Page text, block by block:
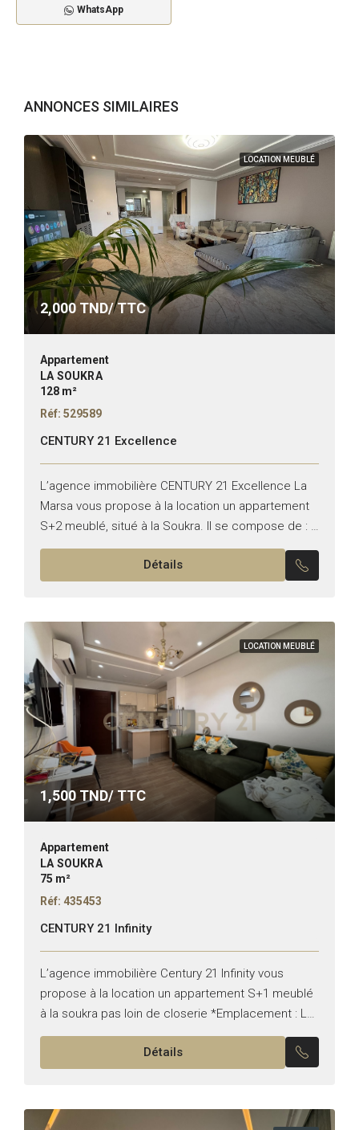
WhatsApp
ANNONCES SIMILAIRES
LOCATION MEUBLÉ
2,000 TND/ TTC
Appartement
LA SOUKRA
128 m²
Réf: 529589
CENTURY 21 Excellence
L’agence immobilière CENTURY 21 Excellence La
Marsa vous propose à la location un appartement
S+2 meublé, situé à la Soukra. Il se compose de : –
Un salon avec terrasse – Une...
Détails
LOCATION MEUBLÉ
1,500 TND/ TTC
Appartement
LA SOUKRA
75 m²
Réf: 435453
CENTURY 21 Infinity
L’agence immobilière Century 21 Infinity vous
propose à la location un appartement S+1 meublé
à la soukra pas loin de closerie *Emplacement : La
soukra *Typologie : S+1 *Etat : meublée Il...
Détails